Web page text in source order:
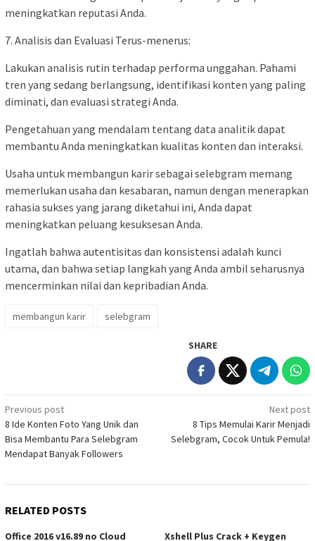
meningkatkan reputasi Anda.
7. Analisis dan Evaluasi Terus-menerus:
Lakukan analisis rutin terhadap performa unggahan. Pahami
tren yang sedang berlangsung, identifikasi konten yang paling
diminati, dan evaluasi strategi Anda.
Pengetahuan yang mendalam tentang data analitik dapat
membantu Anda meningkatkan kualitas konten dan interaksi.
Usaha untuk membangun karir sebagai selebgram memang
memerlukan usaha dan kesabaran, namun dengan menerapkan
rahasia sukses yang jarang diketahui ini, Anda dapat
meningkatkan peluang kesuksesan Anda.
Ingatlah bahwa autentisitas dan konsistensi adalah kunci
utama, dan bahwa setiap langkah yang Anda ambil seharusnya
mencerminkan nilai dan kepribadian Anda.
membangun karir selebgram
SHARE
Post
navigation
Previous post
8 Ide Konten Foto Yang Unik dan
Bisa Membantu Para Selebgram
Mendapat Banyak Followers
Next post
8 Tips Memulai Karir Menjadi
Selebgram, Cocok Untuk Pemula!
RELATED POSTS
Office 2016 v16.89 no Cloud Xshell Plus Crack + Keygen